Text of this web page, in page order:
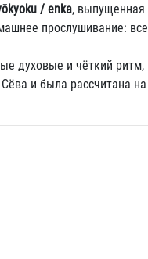
/ enka, выпущенная
прослушивание: все
духовые и чёткий ритм,
и была рассчитана на